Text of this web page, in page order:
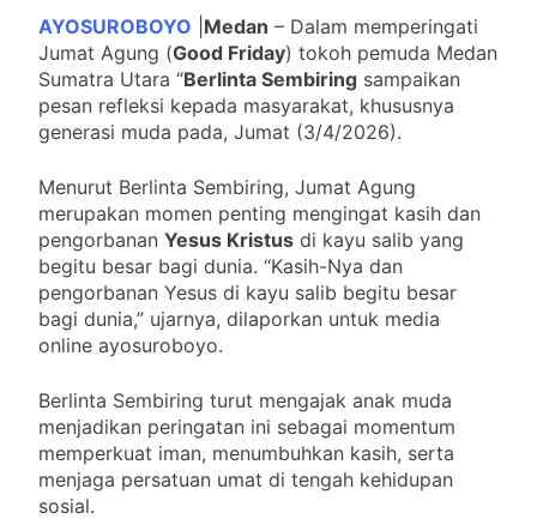
4 Bulan Ago
Berlinta Sembiring Sampaikan
Pesan Makna Jumat Agung
4 Bulan Ago
Terminal Joyoboyo Berawal
4 Bulan Ago
PBNU Tolak Upaya
Paksaan Lebaran Bareng
5 Bulan Ago
Keuskupan Surabaya
Laksanakan Giat Pembekalan
Pastor Kepala Paroki Baru dan
5 Bulan Ago
Kekuatan Angkatan Laut
Global” AS dalam Perang
Iran
5 Bulan Ago
6 Panduan Mengelola
Investasi Secara Efisien
AYOSUROBOYO Medan – Dalam memperingati
Jumat Agung (Good Friday) tokoh pemuda Medan
Sumatra Utara “Berlinta Sembiring sampaikan
pesan refleksi kepada masyarakat, khususnya
generasi muda pada, Jumat (3/4/2026).
Menurut Berlinta Sembiring, Jumat Agung
merupakan momen penting mengingat kasih dan
pengorbanan Yesus Kristus di kayu salib yang
begitu besar bagi dunia. “Kasih-Nya dan
pengorbanan Yesus di kayu salib begitu besar
bagi dunia,” ujarnya, dilaporkan untuk media
online ayosuroboyo.
Berlinta Sembiring turut mengajak anak muda
menjadikan peringatan ini sebagai momentum
memperkuat iman, menumbuhkan kasih, serta
menjaga persatuan umat di tengah kehidupan
sosial.